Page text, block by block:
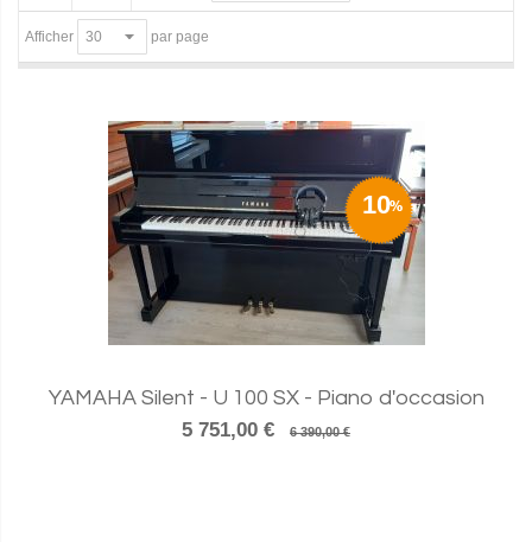
Afficher par page
10
YAMAHA Silent - U 100 SX - Piano d'occasion
5 751,00 €
6 390,00 €